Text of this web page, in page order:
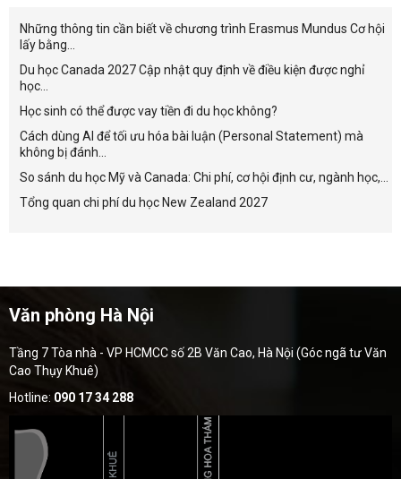
Những thông tin cần biết về chương trình Erasmus Mundus Cơ hội
lấy bằng...
Du học Canada 2027 Cập nhật quy định về điều kiện được nghỉ
học...
Học sinh có thể được vay tiền đi du học không?
Cách dùng AI để tối ưu hóa bài luận (Personal Statement) mà
không bị đánh...
So sánh du học Mỹ và Canada: Chi phí, cơ hội định cư, ngành học,...
Tổng quan chi phí du học New Zealand 2027
Văn phòng Hà Nội
Tầng 7 Tòa nhà - VP HCMCC số 2B Văn Cao, Hà Nội (Góc ngã tư Văn
Cao Thụy Khuê)
Hotline: 090 17 34 288